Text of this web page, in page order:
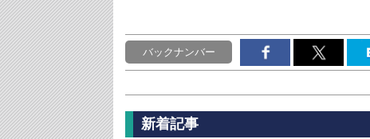
バックナンバー
新着記事